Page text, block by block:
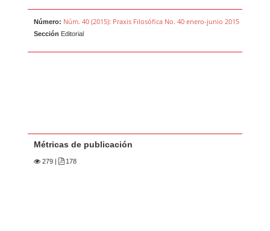
Número: Núm. 40 (2015): Praxis Filosófica No. 40 enero-junio 2015
Sección Editorial
Métricas de publicación
279 | 178